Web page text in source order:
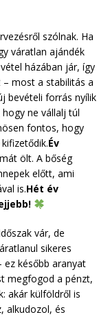
szólnak. Ha
váratlan ajándék
házában jár, így
most a stabilitás a
bevételi forrás nyílik
ne vállalj túl
fontos, hogy
Év
ölt. A bőség
előtt, ami
is.Hét év
vár, de
sikeres
ez később aranyat
megfogod a pénzt,
akár külföldről is
alkudozol, és